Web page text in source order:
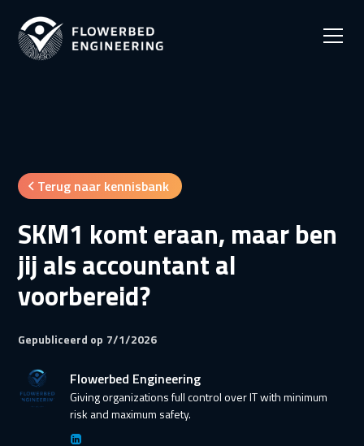
Terug naar kennisbank
SKM1 komt eraan, maar ben
jij als accountant al
voorbereid?
Gepubliceerd op 7/1/2026
Flowerbed Engineering
Giving organizations full control over IT with minimum
risk and maximum safety.